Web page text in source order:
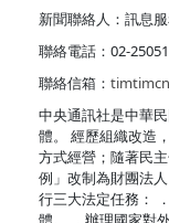
新聞聯絡人：訊息
聯絡電話：02-
聯絡信箱：
中央通訊社是中華
體。 經歷組織改造
方式經營；隨著民
例」改制為財團法
行三大法定任務：